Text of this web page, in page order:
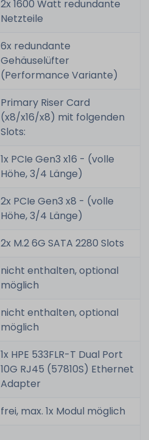
2x 1600 Watt redundante
Netzteile
6x redundante
Gehäuselüfter
(Performance Variante)
Primary Riser Card
(x8/x16/x8) mit folgenden
Slots:
1x PCIe Gen3 x16 - (volle
Höhe, 3/4 Länge)
2x PCIe Gen3 x8 - (volle
Höhe, 3/4 Länge)
2x M.2 6G SATA 2280 Slots
nicht enthalten, optional
möglich
nicht enthalten, optional
möglich
1x HPE 533FLR-T Dual Port
10G RJ45 (57810S) Ethernet
Adapter
frei, max. 1x Modul möglich